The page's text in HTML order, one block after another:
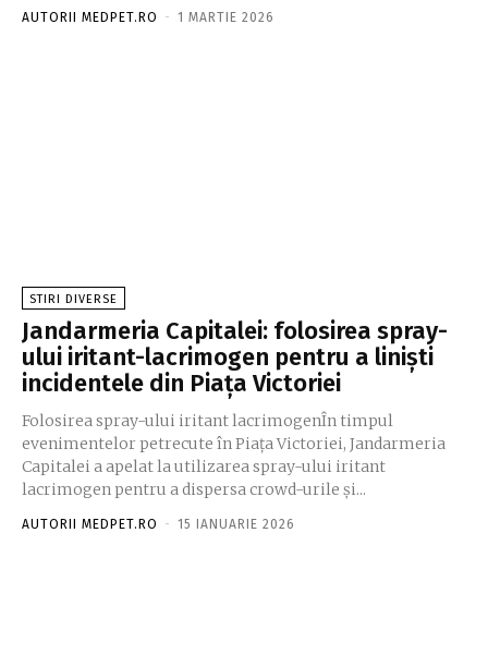
AUTORII MEDPET.RO - 1 MARTIE 2026
STIRI DIVERSE
Jandarmeria Capitalei: folosirea spray-
ului iritant-lacrimogen pentru a liniști
incidentele din Piața Victoriei
Folosirea spray-ului iritant lacrimogenÎn timpul
evenimentelor petrecute în Piața Victoriei, Jandarmeria
Capitalei a apelat la utilizarea spray-ului iritant
lacrimogen pentru a dispersa crowd-urile și...
AUTORII MEDPET.RO - 15 IANUARIE 2026